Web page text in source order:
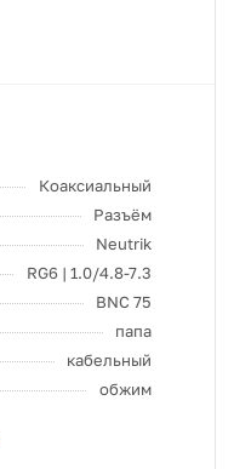
Коаксиальный
Разъём
Neutrik
RG6 | 1.0/4.8-7.3
BNC 75
папа
кабельный
обжим